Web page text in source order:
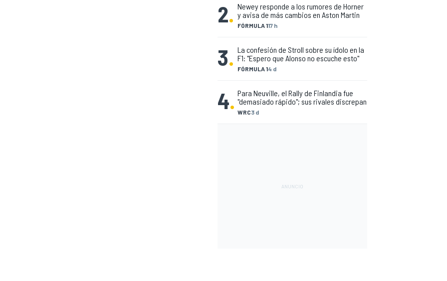
2. FÓRMULA 117 h
Newey responde a los rumores de Horner
y avisa de más cambios en Aston Martin
3. FÓRMULA 14 d
La confesión de Stroll sobre su ídolo en la
F1: "Espero que Alonso no escuche esto"
4. WRC3 d
Para Neuville, el Rally de Finlandia fue
"demasiado rápido"; sus rivales discrepan